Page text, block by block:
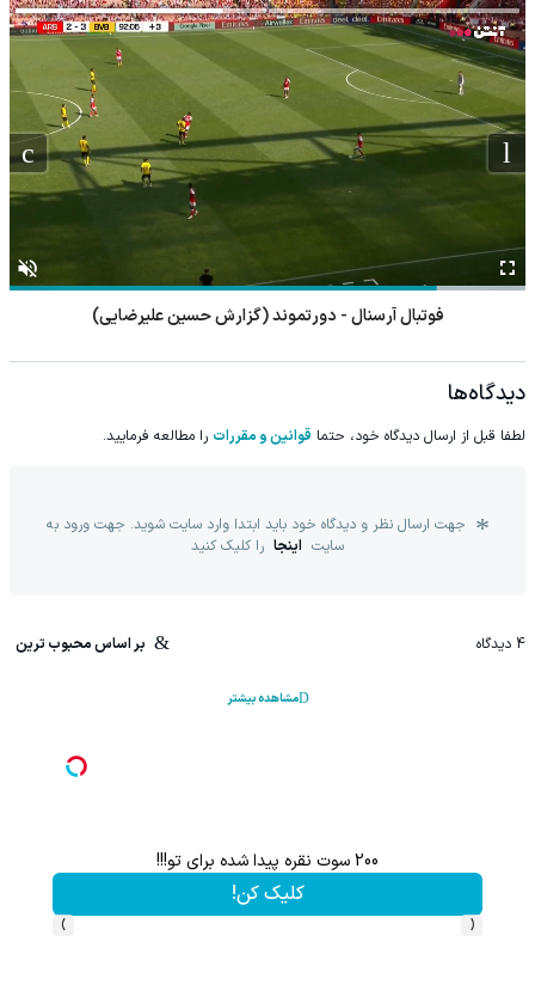
فوتبال آرسنال - دورتموند (گزارش حسین علیرضایی)
دیدگاه‌ها
لطفا قبل از ارسال دیدگاه خود، حتما قوانین و مقررات را مطالعه فرمایید.
جهت ارسال نظر و دیدگاه خود باید ابتدا وارد سایت شوید. جهت ورود به
سایت اینجا را کلیک کنید
4 دیدگاه بر اساس محبوب ترین
مشاهده بیشتر
200 سوت نقره پیدا شده برای تو!!!
کلیک کن!
‹
›